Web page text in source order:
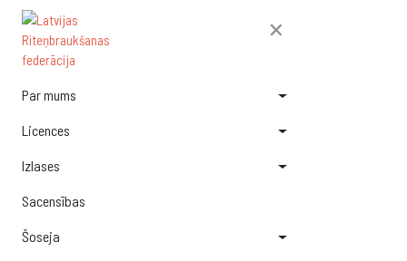
×
Par mums
Licences
Izlases
Sacensības
Šoseja